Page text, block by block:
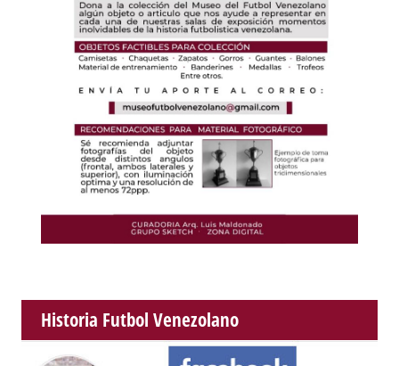
Historia Futbol Venezolano